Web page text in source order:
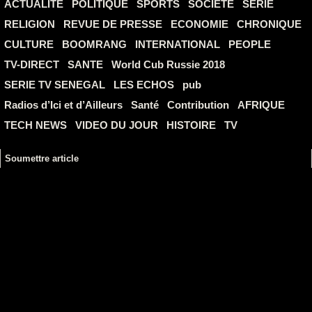
ACTUALITE POLITIQUE SPORTS SOCIETE
SERIE
RELIGION
REVUE DE PRESSE ECONOMIE
CHRONIQUE
CULTURE
BOOMRANG INTERNATIONAL
PEOPLE
TV-DIRECT
SANTE
World Cub Russie 2018
SERIE TV SENEGAL
LES ECHOS
pub
Radios d’Ici et d’Ailleurs
Santé Contribution
AFRIQUE
TECH NEWS
VIDEO DU JOUR HISTOIRE TV
Soumettre article